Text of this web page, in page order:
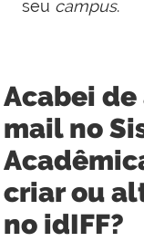
seu campus.
Acabei
mail no
criar ou
no idIFF?